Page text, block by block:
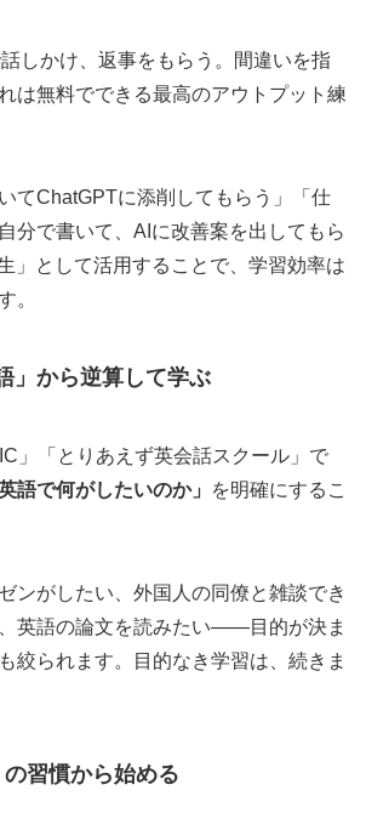
しかけ、返事をもらう。間違いを指
は無料でできる最高のアウトプット練
てChatGPTに添削してもらう」「仕
分で書いて、AIに改善案を出してもら
として活用することで、学習効率は
。
」から逆算して学ぶ
」「とりあえず英会話スクール」で
語で何がしたいのか」
を明確にするこ
ンがしたい、外国人の同僚と雑談でき
英語の論文を読みたい——目的が決ま
絞られます。目的なき学習は、続きま
習慣から始める